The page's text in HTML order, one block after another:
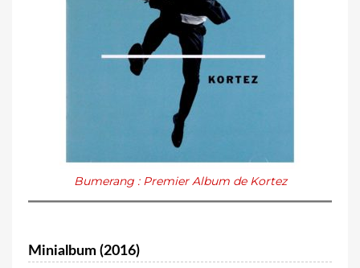
Bumerang : Premier Album de Kortez
Minialbum (2016)